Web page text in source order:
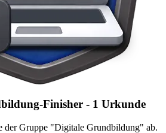
Finisher - 1 Urkunde
der Gruppe "Digitale Grundbildung" ab.